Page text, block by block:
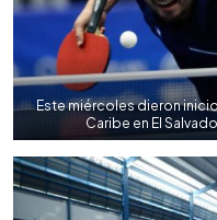
Este miércoles dieron
Caribe en El